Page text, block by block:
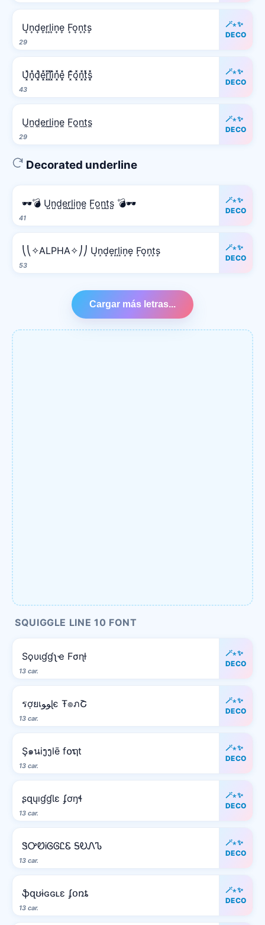
29
U͎n͎d͎e͎r͎l͎i͎n͎e͎ F͎o͎n͎t͎s͎
🪄⋆✨
DECO
43
U͓̽n͓̽d͓̽e͓̽r͓̽l͓̽i͓̽n͓̽e͓̽ F͓̽o͓̽n͓̽t͓̽s͓̽
🪄⋆✨
DECO
29
U̼n̼d̼e̼r̼l̼i̼n̼e̼ F̼o̼n̼t̼s̼
🪄⋆✨
DECO
Decorated underline
41
🕶️💣 U̺n̺d̺e̺r̺l̺i̺n̺e̺ F̺o̺n̺t̺s̺ 💣🕶️
🪄⋆✨
DECO
53
⎝⎝✧ALPHA✧⎠⎠ U͙n͙d͙e͙r͙l͙i͙n͙e͙ F͙o͙n͙t͙s͙
🪄⋆✨
DECO
Cargar más letras...
SQUIGGLE LINE 10 FONT
13 car.
Sϙυιɠɠʅҽ Fσɳƚ
🪄⋆✨
DECO
13 car.
รợยเﻮﻮɭє Ŧ๏ภՇ
🪄⋆✨
DECO
13 car.
Ş๑นiງງlē f໐ຖt
🪄⋆✨
DECO
13 car.
ʂզųıɠɠƖɛ ʄơŋɬ
🪄⋆✨
DECO
13 car.
ᏕᎤᏬᎥᎶᎶᏝᏋ ᎦᎧᏁᏖ
🪄⋆✨
DECO
13 car.
ֆզʊɨɢɢʟɛ ʄօռȶ
🪄⋆✨
DECO